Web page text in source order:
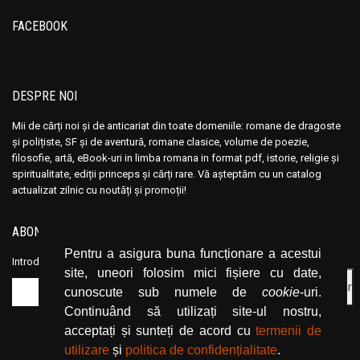
Pentru a asigura buna funcționare a acestui
site, uneori folosim mici fișiere cu date,
cunoscute sub numele de cookie-uri.
Continuând să utilizați site-ul nostru,
acceptați și sunteți de acord cutermenii de
utilizare și politica de confidențialitate.
Anita Brookner
Annabel Murray
Anne and Ed Kolaczyk
Anne Birkefeldt Ragde
Anne de Vries
Anne Frank
Anne Marie Desmarest
Anne Mariel
Anne Mather
Anne Styles
Anita Brookner
Annabel Murray
Anne and Ed Kolaczyk
Anne Birkefeldt Ragde
Anne de Vries
Anne Frank
Anne Marie Desmarest
Anne Mariel
Anne Mather
Anne Styles
FACEBOOK
DESPRE NOI
Mii de cărți noi și de anticariat din toate domeniile: romane de dragoste
și polițiste, SF și de aventură, romane clasice, volume de poezie,
filosofie, artă, eBook-uri in limba romana in format pdf, istorie, religie și
spiritualitate, ediții princeps și cărți rare. Vă așteptăm cu un catalog
actualizat zilnic cu noutăți și promoții!
ABONEAZĂ-TE LA NEWSLETTER
Introduceți adresa dvs. de email și dați click pe butonul de abonare.